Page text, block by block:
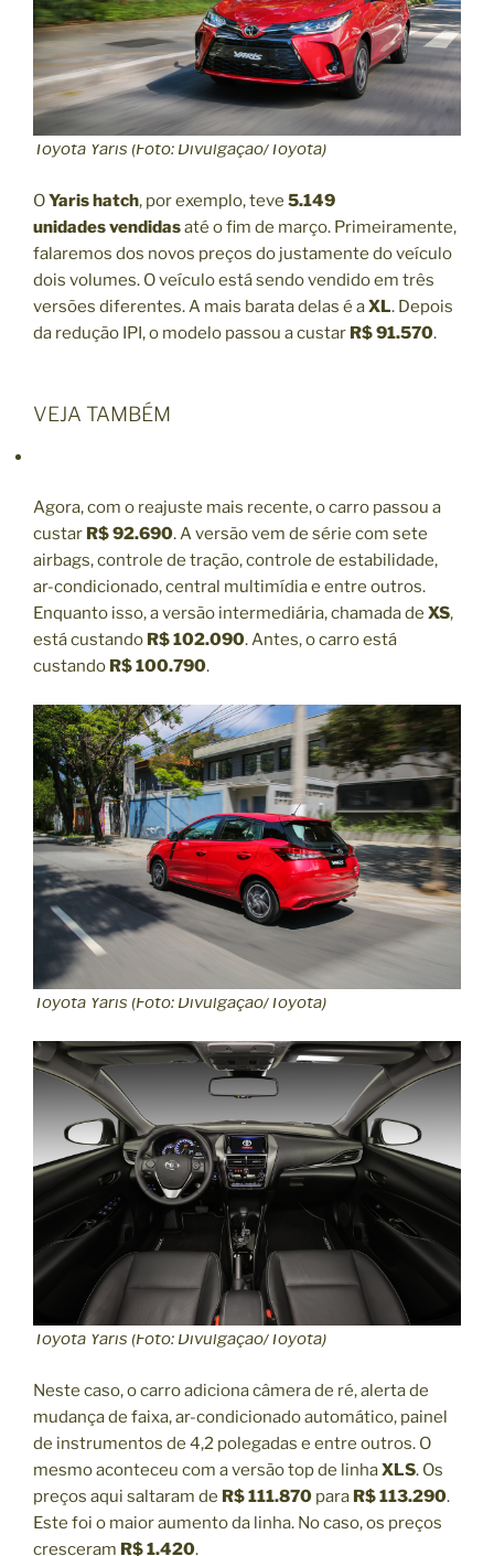
Toyota Yaris (Foto: Divulgação/Toyota)
OYaris hatch, por exemplo, teve 5.149
unidadesvendidasaté o fim de março. Primeiramente,
falaremos dos novos preços do justamente do veículo
dois volumes. O veículo está sendo vendido em três
versões diferentes. A mais barata delas é aXL. Depois
da redução IPI, o modelo passou a custar R$ 91.570.
VEJA TAMBÉM
Agora, com o reajuste mais recente, o carro passou a
custar R$ 92.690. A versão vem de série com sete
airbags, controle de tração, controle de estabilidade,
ar-condicionado, central multimídia e entre outros.
Enquanto isso, a versão intermediária, chamada de XS,
está custando R$ 102.090. Antes, o carro está
custando R$ 100.790.
Toyota Yaris (Foto: Divulgação/Toyota)
Toyota Yaris (Foto: Divulgação/Toyota)
Neste caso, o carro adiciona câmera de ré, alerta de
mudança de faixa, ar-condicionado automático, painel
de instrumentos de 4,2 polegadas e entre outros. O
mesmo aconteceu com a versão top de linhaXLS. Os
preços aqui saltaram de R$ 111.870 para R$ 113.290.
Este foi o maior aumento da linha. No caso, os preços
cresceram R$ 1.420.